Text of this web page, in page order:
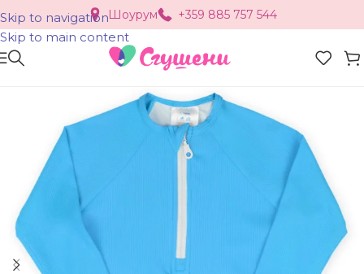
Skip to navigation
Skip to main content
Шоурум +359 885 757 544